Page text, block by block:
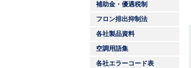
補助金・優遇税制
フロン排出抑制法
各社製品資料
空調用語集
各社エラーコード表